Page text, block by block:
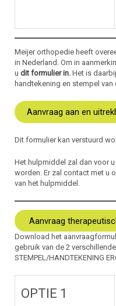
Meijer orthopedie heeft
in Nederland. Om in
u dit formulier in. Het is
handtekening en stempel van
Aanvraag aan en
Dit formulier kan verstuurd
Het hulpmiddel zal dan voor
worden. Er zal contact met u
van het hulpmiddel.
Aanvraag
Download het
gebruik van de 2
STEMPEL/HANDTEKENING
OPTIE 1